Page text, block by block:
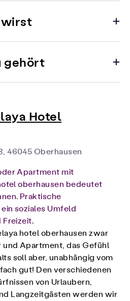
wirst
gehört
Hotel
46045 Oberhausen
Apartment mit
oberhausen bedeutet
Praktische
soziales Umfeld
Freizeit.
hotel oberhausen zwar
Apartment, das Gefühl
soll aber, unabhängig vom
gut! Den verschiedenen
von Urlaubern,
Langzeitgästen werden wir